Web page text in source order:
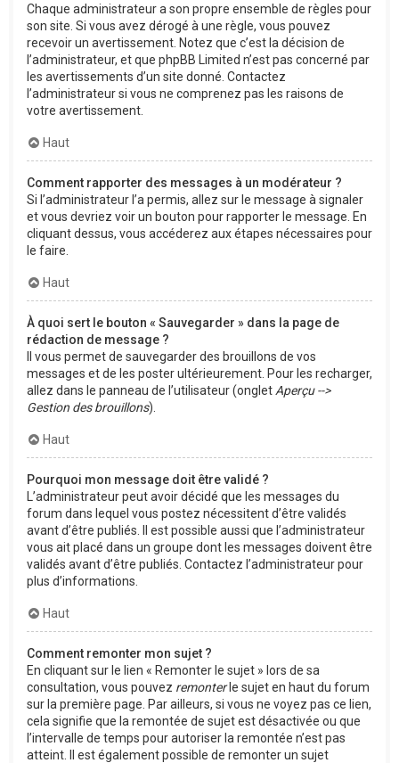
Chaque administrateur a son propre ensemble de règles pour
son site. Si vous avez dérogé à une règle, vous pouvez
recevoir un avertissement. Notez que c’est la décision de
l’administrateur, et que phpBB Limited n’est pas concerné par
les avertissements d’un site donné. Contactez
l’administrateur si vous ne comprenez pas les raisons de
votre avertissement.
Haut
Comment rapporter des messages à un modérateur ?
Si l’administrateur l’a permis, allez sur le message à signaler
et vous devriez voir un bouton pour rapporter le message. En
cliquant dessus, vous accéderez aux étapes nécessaires pour
le faire.
Haut
À quoi sert le bouton « Sauvegarder » dans la page de
rédaction de message ?
Il vous permet de sauvegarder des brouillons de vos
messages et de les poster ultérieurement. Pour les recharger,
allez dans le panneau de l’utilisateur (onglet Aperçu -->
Gestion des brouillons).
Haut
Pourquoi mon message doit être validé ?
L’administrateur peut avoir décidé que les messages du
forum dans lequel vous postez nécessitent d’être validés
avant d’être publiés. Il est possible aussi que l’administrateur
vous ait placé dans un groupe dont les messages doivent être
validés avant d’être publiés. Contactez l’administrateur pour
plus d’informations.
Haut
Comment remonter mon sujet ?
En cliquant sur le lien « Remonter le sujet » lors de sa
consultation, vous pouvez remonterle sujet en haut du forum
sur la première page. Par ailleurs, si vous ne voyez pas ce lien,
cela signifie que la remontée de sujet est désactivée ou que
l’intervalle de temps pour autoriser la remontée n’est pas
atteint. Il est également possible de remonter un sujet